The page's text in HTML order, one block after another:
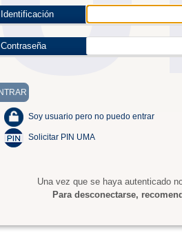
Identificación
Contraseña
Soy usuario pero no puedo entrar
Solicitar PIN UMA
Una vez que se haya autenticado
Para desconectarse,